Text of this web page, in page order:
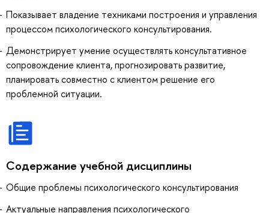
Показывает владение техниками построения и управления
процессом психологического консультирования.
Демонстрирует умение осуществлять консультативное
сопровождение клиента, прогнозировать развитие,
планировать совместно с клиентом решение его
проблемной ситуации.
Содержание учебной дисциплины
Общие проблемы психологического консультирования
Актуальные направления психологического